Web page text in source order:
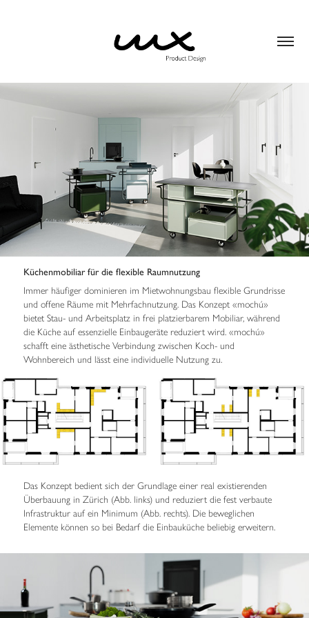
Küchenmobiliar für die flexible Raumnutzung
Immer häufiger dominieren im Mietwohnungsbau flexible Grundrisse
und offene Räume mit Mehrfachnutzung. Das Konzept «mochú»
bietet Stau- und Arbeitsplatz in frei platzierbarem Mobiliar, während
die Küche auf essenzielle Einbaugeräte reduziert wird. «mochú»
schafft eine ästhetische Verbindung zwischen Koch- und
Wohnbereich und lässt eine individuelle Nutzung zu.
Das Konzept bedient sich der Grundlage einer real existierenden
Überbauung in Zürich (Abb. links) und reduziert die fest verbaute
Infrastruktur auf ein Minimum (Abb. rechts). Die beweglichen
Elemente können so bei Bedarf die Einbauküche beliebig erweitern.